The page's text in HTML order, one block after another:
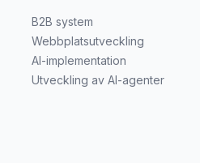
B2B system
Webbplatsutveckling
AI-implementation
Utveckling av AI-agenter